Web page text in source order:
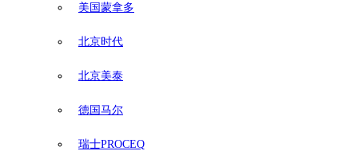
美国蒙拿多
北京时代
北京美泰
德国马尔
瑞士PROCEQ